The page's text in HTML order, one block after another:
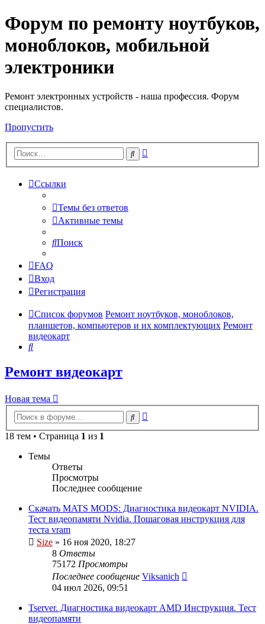
Регистрация
Форум по ремонту ноутбуков,
моноблоков, мобильной
электроники
Ремонт электронных устройств - наша профессия. Форум
специалистов.
Пропустить
Поиск
Ссылки
Темы без ответов
Активные темы
Поиск
FAQ
Вход
Регистрация
Список форумов Ремонт ноутбуков, моноблоков,
планшетов, компьютеров и их комплектующих Ремонт
видеокарт
Поиск
Ремонт видеокарт
Новая
тема
Новая тема
Поиск
18 тем • Страница 1 из 1
Темы
Ответы
Просмотры
Последнее сообщение
Скачать MATS MODS: Диагностика видеокарт NVIDIA.
Тест видеопамяти Nvidia. Пошаговая инструкция для
теста vram
Size » 16 ноя 2020, 18:27
8 Ответы
75172 Просмотры
Последнее сообщение Viksanich
04 июл 2026, 09:51
Tserver. Диагностика видеокарт AMD Инструкция. Тест
видеопамяти